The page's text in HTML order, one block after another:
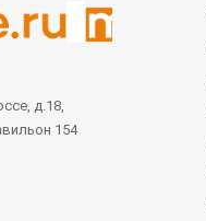
д.18,
154